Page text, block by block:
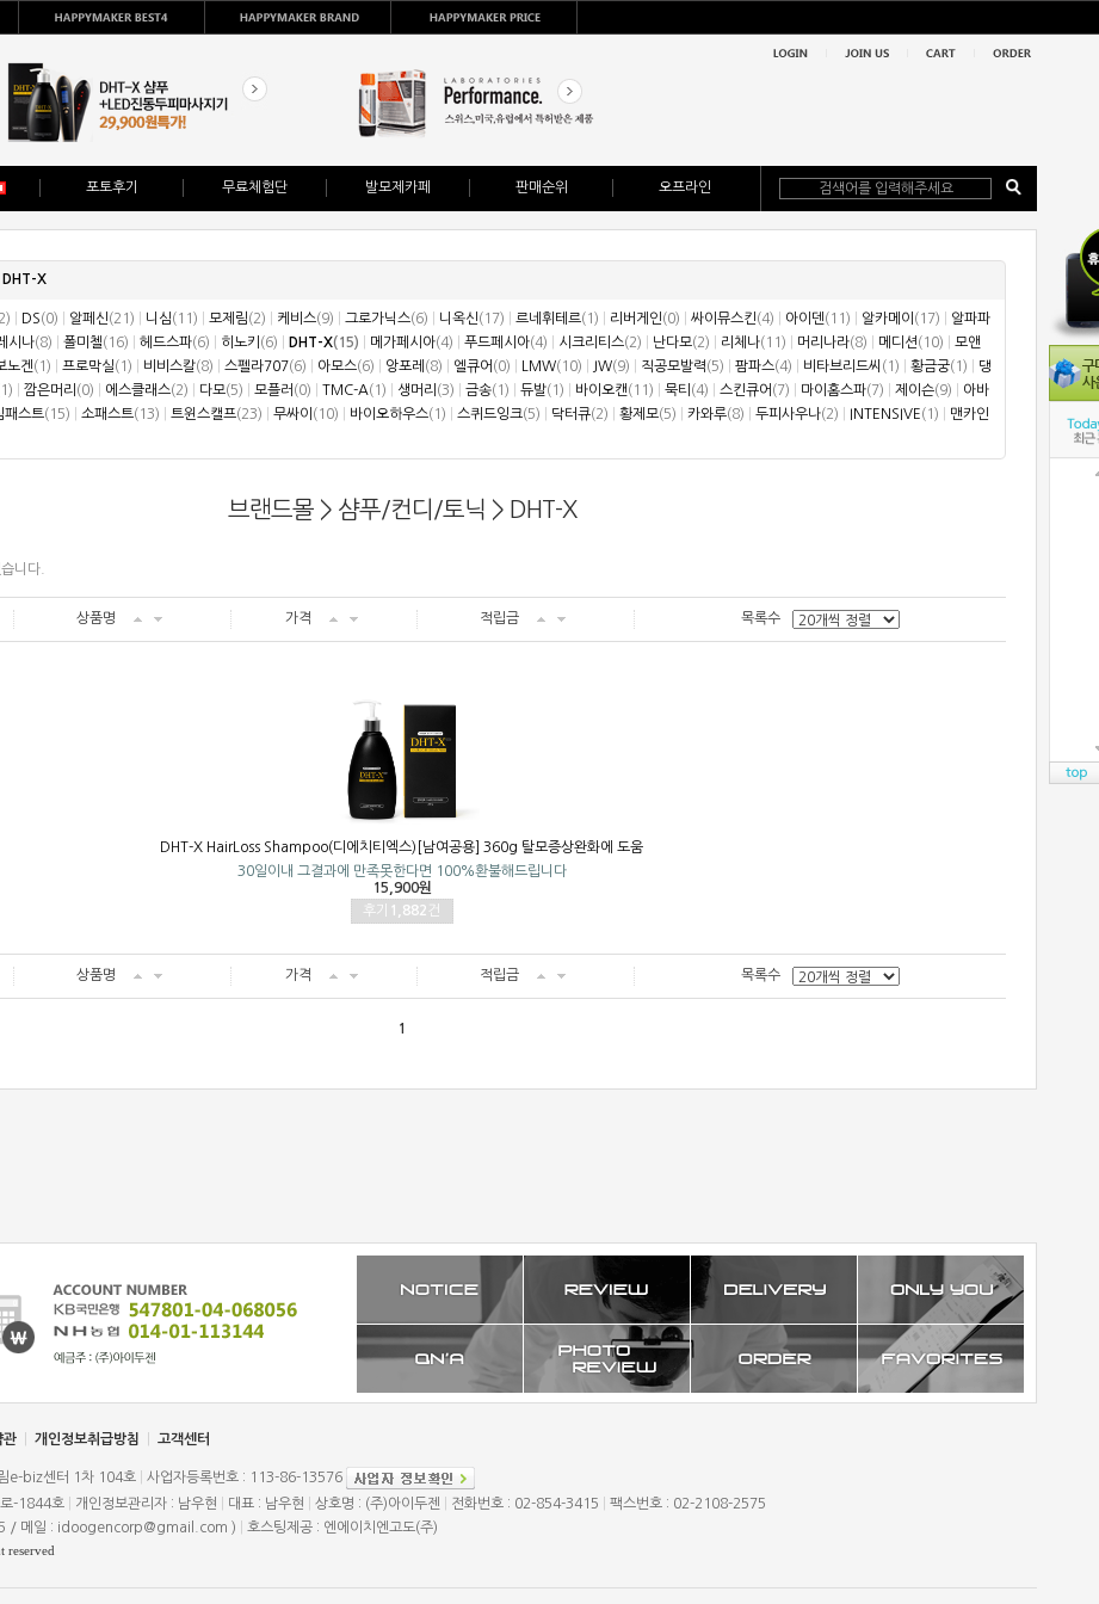
포토후기 무료체험단 발모제카페 판매순위 오프라인
DHT-X
DS(0) 알페신(21) 니심(11) 모제림(2) 케비스(9) 그로가닉스(6) 니옥신(17) 르네휘테르(1) 리버게인(0) 싸이뮤스킨(4) 아이덴(11) 알카메이 (17)
알파파
시나(8) 폴미첼(16) 헤드스파(6) 히노키 (6) DHT-X(15) 메가페시아(4) 푸드페시아(4) 시크리티스(2) 난다모(2) 리체나(11) 머리나라(8) 메디션(10)
모앤
노겐(1) 프로막실(1) 비비스칼(8) 스펠라707(6) 아모스(6) 앙포레 (8) 엘큐어 (0) LMW(10) JW(9) 직공모발력(5) 팜파스(4) 비타브리드씨 (1) 황금궁(1)
댕
깜은머리 (0) 에스클래스(2) 다모(5) 모플러 (0) TMC-A(1) 생머리 (3) 금송(1) 듀발(1) 바이오캔(11) 묵티 (4) 스킨큐어 (7) 마이홈스파(7) 제이슨(9)
아바
패스트(15) 소패스트(13) 트윈스캘프(23) 무싸이 (10) 바이오하우스(1) 스퀴드잉크(5) 닥터큐(2) 황제모(5) 카와루(8) 두피사우나(2) INTENSIVE(1)
맨카인
브랜드몰> 샴푸/컨디/토닉 > DHT-X
니다.
상품명 가격 적립금 목록수
DHT-X HairLoss Shampoo(디에치티엑스)[남여공용] 360g 탈모증상완화에 도움
30일이내 그결과에 만족못한다면 100%환불해드립니다
15,900원
후기
1,882 건
상품명 가격 적립금 목록수
1
관 개인정보취급방침 고객센터
e-biz센터 1차 104호
사업자등록번호 : 113-86-13576
-1844호
개인정보관리자 : 남우현 대표 : 남우현 상호명 : (주)아이두젠 전화번호 : 02-854-3415
팩스번호 : 02-2108-2575
/ 메일 : idoogencorp@gmail.com )
호스팅제공 : 엔에이치엔고도(주)
reserved